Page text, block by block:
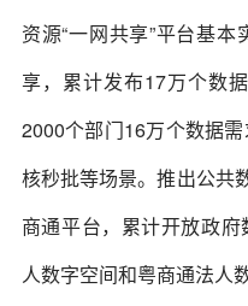
资源“一网共享”平台基
享，累计发布17万个数
2000个部门16万个数据
核秒批等场景。推出公共
商通平台，累计开放政
人数字空间和粤商通法人